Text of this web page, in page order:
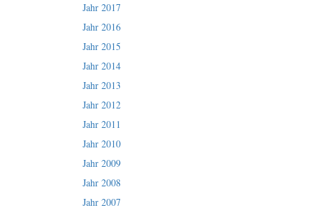
Jahr 2017
Jahr 2016
Jahr 2015
Jahr 2014
Jahr 2013
Jahr 2012
Jahr 2011
Jahr 2010
Jahr 2009
Jahr 2008
Jahr 2007